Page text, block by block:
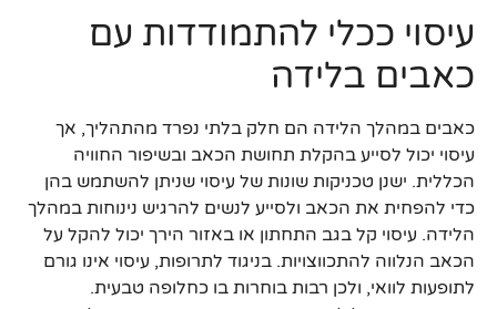
עיסוי ככלי להתמודדות עם
כאבים בלידה
כאבים במהלך הלידה הם חלק בלתי נפרד מהתהליך, אך
עיסוי יכול לסייע בהקלת תחושת הכאב ובשיפור החוויה
הכללית. ישנן טכניקות שונות של עיסוי שניתן להשתמש בהן
כדי להפחית את הכאב ולסייע לנשים להרגיש נינוחות במהלך
הלידה. עיסוי קל בגב התחתון או באזור הירך יכול להקל על
הכאב הנלווה להתכווצויות. בניגוד לתרופות, עיסוי אינו גורם
לתופעות לוואי, ולכן רבות בוחרות בו כחלופה טבעית.